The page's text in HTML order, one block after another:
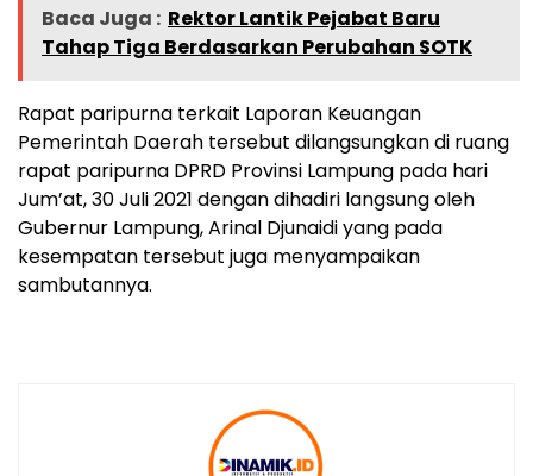
Baca Juga : Rektor Lantik Pejabat Baru
Tahap Tiga Berdasarkan Perubahan SOTK
Rapat paripurna terkait Laporan Keuangan
Pemerintah Daerah tersebut dilangsungkan di ruang
rapat paripurna DPRD Provinsi Lampung pada hari
Jum’at, 30 Juli 2021 dengan dihadiri langsung oleh
Gubernur Lampung, Arinal Djunaidi yang pada
kesempatan tersebut juga menyampaikan
sambutannya.